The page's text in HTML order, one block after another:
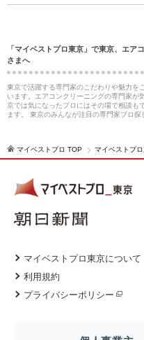
「マイベストプロ東京」で東京、エア
さまへ
東京で活躍する専門家のこだわりや魅力を
います。エアコンクリーニングの専門家が
京では気になったプロにはその場で相談も
ます。 東京のみんなが注目の専門家プロ探
マイベストプロ TOP マイベストプ
マイベストプロ東京について
利用規約
プライバシーポリシー